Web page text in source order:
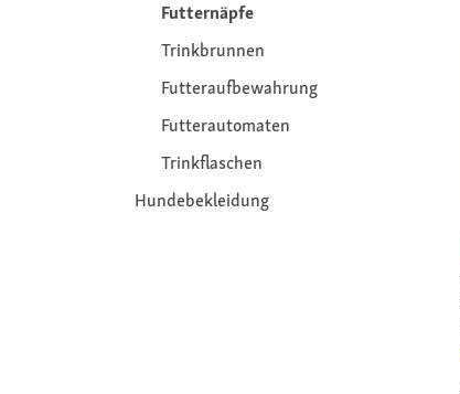
Futternäpfe
Trinkbrunnen
Futteraufbewahrung
Futterautomaten
Trinkflaschen
Hundebekleidung